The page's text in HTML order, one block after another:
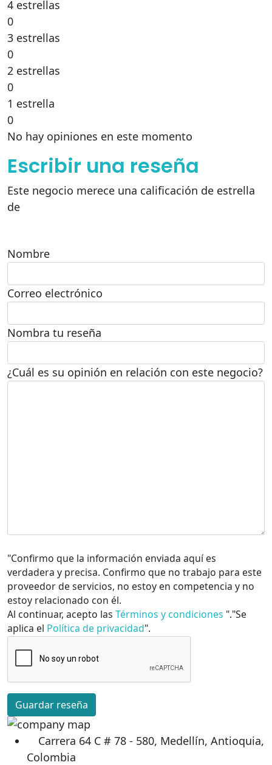
4 estrellas
0
3 estrellas
0
2 estrellas
0
1 estrella
0
No hay opiniones en este momento
Escribir una reseña
Este negocio merece una calificación de estrella
de
Nombre
Correo electrónico
Nombra tu reseña
¿Cuál es su opinión en relación con este negocio?
"Confirmo que la información enviada aquí es
verdadera y precisa. Confirmo que no trabajo para este
proveedor de servicios, no estoy en competencia y no
estoy relacionado con él.
Al continuar, acepto las Términos y condiciones "."Se
aplica el Política de privacidad".
Guardar reseña
Carrera 64 C # 78 - 580, Medellín, Antioquia,
Colombia